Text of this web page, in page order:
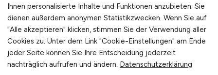
entscheidenden Unterschied machen.
TOURISTIK.JOBS bietet Arbeitgebern die
Möglichkeit, persönliche Beratung zu ihrem
Recruitingprozess anzufordern, um individuelle
Strategien für die Gewinnung und Bindung von
Servicepersonal zu entwickeln.
Ihnen personalisierte Inhalte und Funktionen anzubieten. Sie
dienen außerdem anonymen Statistikzwecken. Wenn Sie auf
"Alle akzeptieren" klicken, stimmen Sie der Verwendung aller
Cookies zu. Unter dem Link "Cookie-Einstellungen" am Ende
jeder Seite können Sie Ihre Entscheidung jederzeit
nachträglich aufrufen und ändern. Datenschutzerklärung